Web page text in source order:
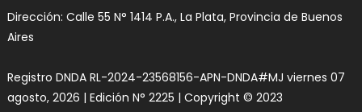
Dirección: Calle 55 N° 1414 P.A., La Plata, Provincia de Buenos
Aires
Registro DNDA RL-2024-23568156-APN-DNDA#MJ viernes 07
agosto, 2026 | Edición N° 2225 | Copyright © 2023